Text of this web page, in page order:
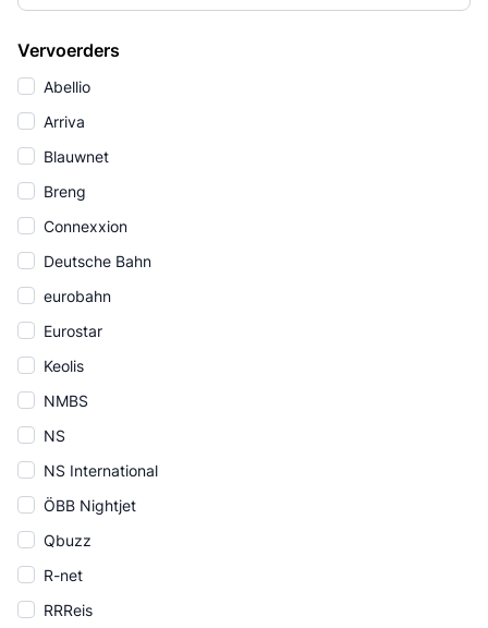
Vervoerders
Abellio
Arriva
Blauwnet
Breng
Connexxion
Deutsche Bahn
eurobahn
Eurostar
Keolis
NMBS
NS
NS International
ÖBB Nightjet
Qbuzz
R-net
RRReis